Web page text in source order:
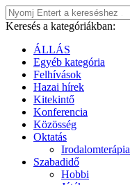
Keresés a kategóriákban:
ÁLLÁS
Egyéb kategória
Felhívások
Hazai hírek
Kitekintő
Konferencia
Közösség
Oktatás
Irodalomterápia
Szabadidő
Hobbi